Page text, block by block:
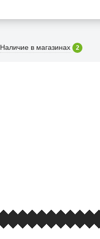
Наличие в магазинах 2